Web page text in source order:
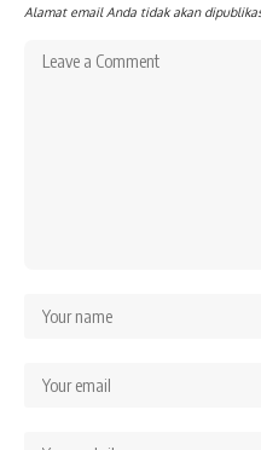
Alamat email Anda tidak akan